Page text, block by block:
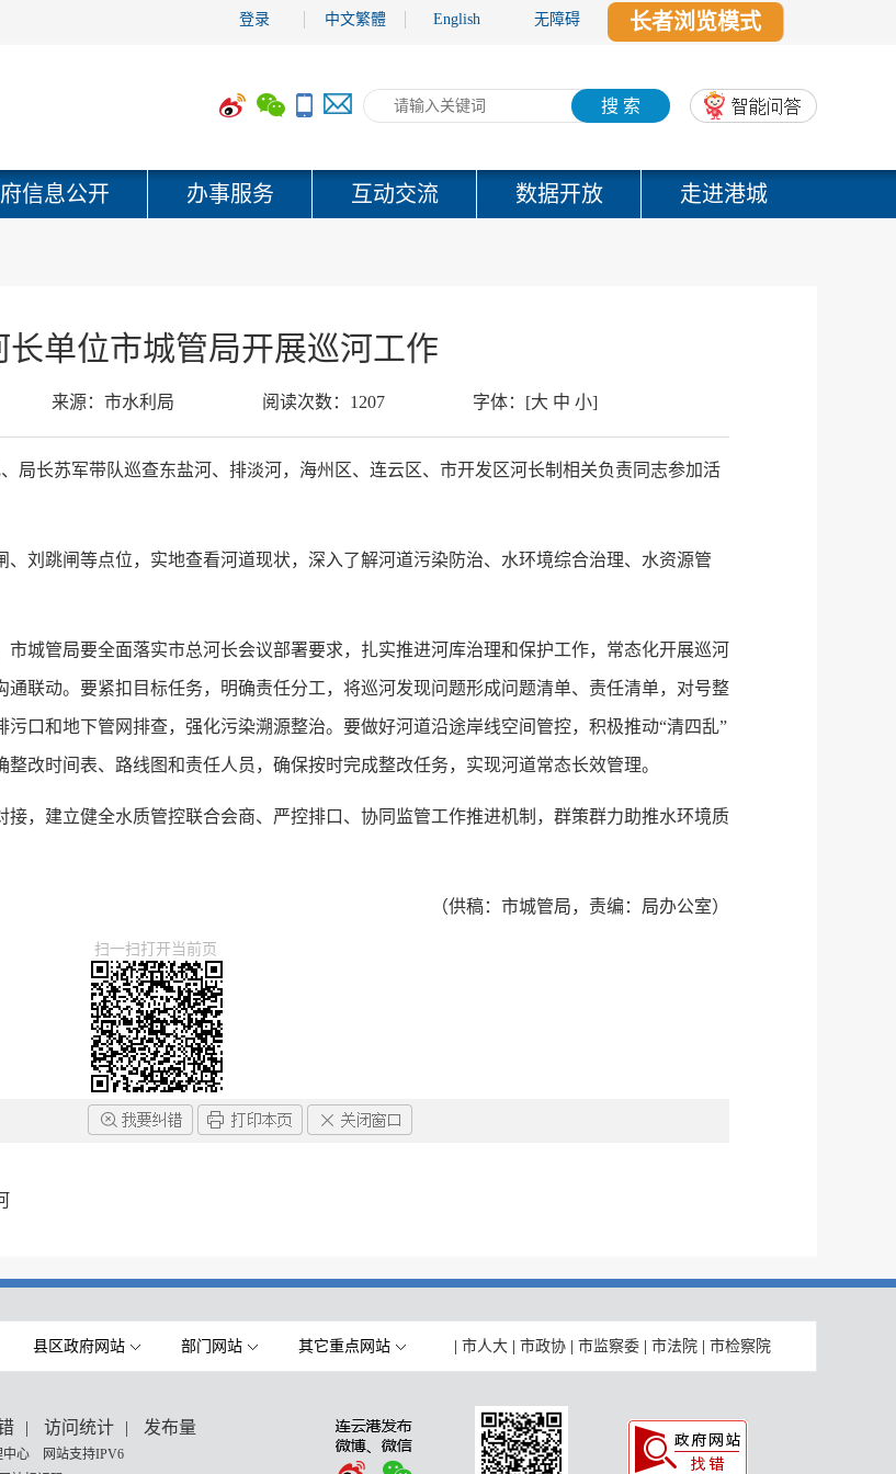
登录 中文繁體 English 无障碍 长者浏览模式
搜 索
信息公开 办事服务 互动交流 数据开放 走进港城
长单位市城管局开展巡河工作
来源： 市水利局 阅读次数： 1207 字体： [大 中 小]
局长苏军带队巡查东盐河、排淡河，海州区、连云区、市开发区河长制相关负责同志参加活
刘跳闸等点位，实地查看河道现状，深入了解河道污染防治、水环境综合治理、水资源管
城管局要全面落实市总河长会议部署要求，扎实推进河库治理和保护工作，常态化开展巡河
联动。要紧扣目标任务，明确责任分工，将巡河发现问题形成问题清单、责任清单，对号整
口和地下管网排查，强化污染溯源整治。要做好河道沿途岸线空间管控，积极推动“清四乱”
改时间表、路线图和责任人员，确保按时完成整改任务，实现河道常态长效管理。
，建立健全水质管控联合会商、严控排口、协同监管工作推进机制，群策群力助推水环境质
（供稿：市城管局，责编：局办公室）
扫一扫打开当前页
县区政府网站 部门网站 其它重点网站 市人大 市政协 市监察委 市法院 市检察院
| 访问统计 | 发布量
中心 网站支持IPV6